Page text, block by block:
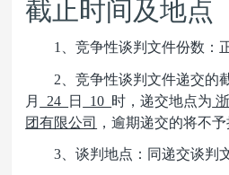
截止时间及地点
1 、竞争性谈判文件份数：
2 、竞争性谈判文件递交的
月
24 日 10 时，递交地点为
团有限公司
，逾期递交的将不予
3 、谈判地点：同递交谈判